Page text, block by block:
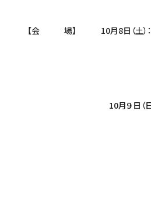
【会 場】 10月8日（土）：テ
（名古屋市昭和
10月９日（日）：名古
（名古屋市東区
トヨタスポーツ